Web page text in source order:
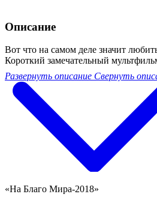
Описание
Вот что на самом деле значит
Короткий замечательный
Развернуть описание Свернуть
«На Благо Мира-2018»